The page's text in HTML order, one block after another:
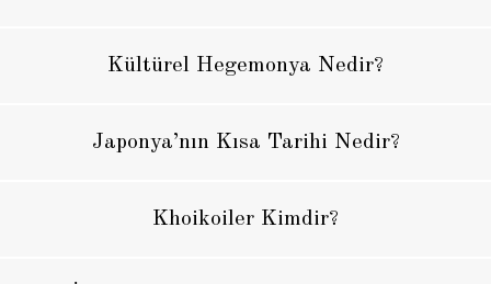
Kültürel Hegemonya Nedir?
Japonya’nın Kısa Tarihi Nedir?
Khoikoiler Kimdir?